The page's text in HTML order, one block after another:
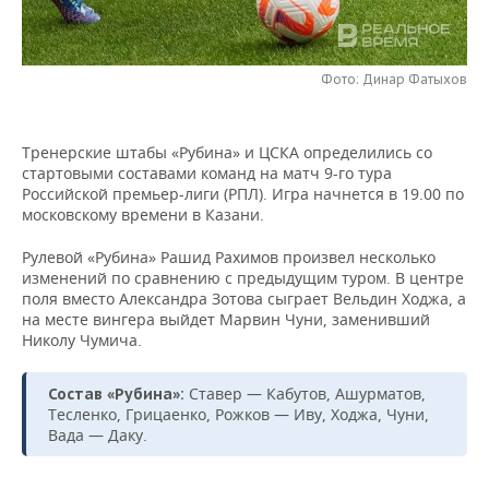
НЕФТЕХИМИЯ
НЕФТЬ
ЭНЕРГЕТИКА
РОЗНИЧНАЯ ТОРГОВЛЯ
НОВОСТИ ТЕХНОЛОГИЙ
ТЕЛЕКОММУНИКАЦИИ
МЕРОПРИЯТИЯ
ВЫЕЗДНАЯ РЕДАКЦИЯ
БИЗНЕС-БРАНЧИ
ОТКРЫТАЯ ЛЕКЦИЯ
НОВОСТИ СПОРТА
ФУТБОЛ
БАСКЕТБОЛ
ВОЛЕЙБОЛ
КИБЕРСПОРТ
ФИГУРНОЕ КАТАНИЕ
ОБЩЕСТВО
НОВОСТИ ОБЩЕСТВА
ИНФРАСТРУКТУРА
ИСТОРИЯ
КУЛЬТУРА
МЕДИЦИНА
ФОТОГАЛЕРЕЯ
СПРАВОЧНИК
СПИСОК ПЕРСОН
СПИСОК КОМПАНИЙ
ПОЛНАЯ ВЕРСИЯ
Фото: Динар Фатыхов
Тренерские штабы «Рубина» и ЦСКА определились со
стартовыми составами команд на матч 9-го тура
Российской премьер-лиги (РПЛ). Игра начнется в 19.00 по
московскому времени в Казани.
Рулевой «Рубина» Рашид Рахимов произвел несколько
изменений по сравнению с предыдущим туром. В центре
поля вместо Александра Зотова сыграет Вельдин Ходжа, а
на месте вингера выйдет Марвин Чуни, заменивший
Николу Чумича.
Состав «Рубина»: Ставер — Кабутов, Ашурматов,
Тесленко, Грицаенко, Рожков — Иву, Ходжа, Чуни,
Вада — Даку.